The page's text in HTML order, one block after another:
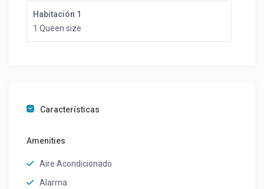
Habitación 1
1 Queen size
Características
Amenities
Aire Acondicionado
Alarma